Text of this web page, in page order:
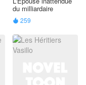
du milliardaire
 259